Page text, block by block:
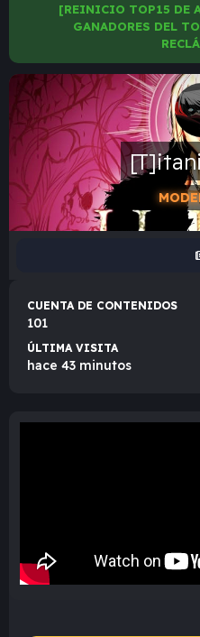
[REINICIO TOP15 DE
GANADORES DEL
CUENTA DE CONTENIDOS
101
ÚLTIMA VISITA
hace 43 minutos